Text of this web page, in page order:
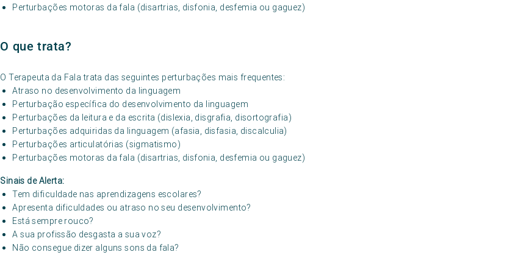
Perturbações motoras da fala (disartrias, disfonia, desfemia ou gaguez)
O que trata?
O Terapeuta da Fala trata das seguintes perturbações mais frequentes:
Atraso no desenvolvimento da linguagem
Perturbação específica do desenvolvimento da linguagem
Perturbações da leitura e da escrita (dislexia, disgrafia, disortografia)
Perturbações adquiridas da linguagem (afasia, disfasia, discalculia)
Perturbações articulatórias (sigmatismo)
Perturbações motoras da fala (disartrias, disfonia, desfemia ou gaguez)
Sinais de Alerta:
Tem dificuldade nas aprendizagens escolares?
Apresenta dificuldades ou atraso no seu desenvolvimento?
Está sempre rouco?
A sua profissão desgasta a sua voz?
Não consegue dizer alguns sons da fala?